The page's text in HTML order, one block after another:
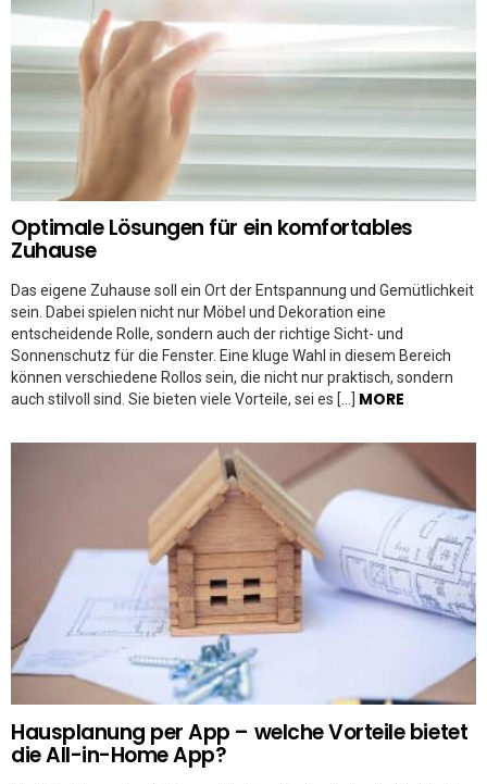
Optimale Lösungen für ein komfortables
Zuhause
Das eigene Zuhause soll ein Ort der Entspannung und Gemütlichkeit
sein. Dabei spielen nicht nur Möbel und Dekoration eine
entscheidende Rolle, sondern auch der richtige Sicht- und
Sonnenschutz für die Fenster. Eine kluge Wahl in diesem Bereich
können verschiedene Rollos sein, die nicht nur praktisch, sondern
auch stilvoll sind. Sie bieten viele Vorteile, sei es […] MORE
Hausplanung per App – welche Vorteile bietet
die All-in-Home App?